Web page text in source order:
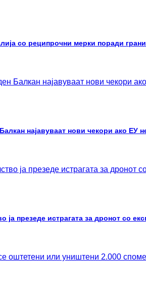
со реципрочни мерки поради
најавуваат нови чекори ако ЕУ
ја презеде истрагата за дронот со